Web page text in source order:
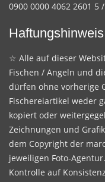
0900 0000 4062 2601 5 /
☆ Alle auf dieser
Fischen / Angeln und
dürfen ohne vorherige
Fischereiartikel weder
kopiert oder
Zeichnungen und
dem Copyright der
jeweiligen Foto-
Kontrolle auf